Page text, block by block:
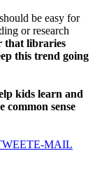
be easy for
or research
that libraries
this trend going
kids learn and
common sense
E-MAIL